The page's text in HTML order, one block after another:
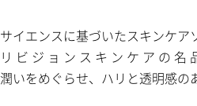
サイエンスに基づいたスキンケア
リ ビ ジ ョ ン ス キ ン ケ ア の
潤いをめぐらせ、ハリと透明感の